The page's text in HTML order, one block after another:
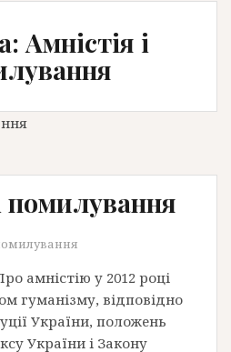
Амністія і
помилування
амністію у 2012 році
гуманізму, відповідно
України, положень
України і Закону